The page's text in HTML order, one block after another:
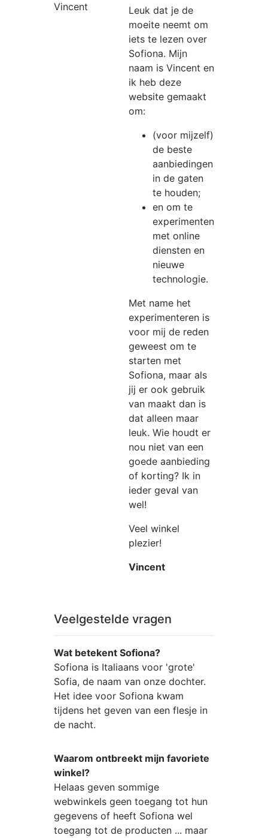
Leuk dat je de
moeite neemt om
iets te lezen over
Sofiona. Mijn
naam is Vincent en
ik heb deze
website gemaakt
om:
(voor mijzelf)
de beste
aanbiedingen
in de gaten
te houden;
en om te
experimenten
met online
diensten en
nieuwe
technologie.
Met name het
experimenteren is
voor mij de reden
geweest om te
starten met
Sofiona, maar als
jij er ook gebruik
van maakt dan is
dat alleen maar
leuk. Wie houdt er
nou niet van een
goede aanbieding
of korting? Ik in
ieder geval van
wel!
Veel winkel
plezier!
Vincent
Veelgestelde vragen
Wat betekent Sofiona?
Sofiona is Italiaans voor 'grote'
Sofia, de naam van onze dochter.
Het idee voor Sofiona kwam
tijdens het geven van een flesje in
de nacht.
Waarom ontbreekt mijn favoriete
winkel?
Helaas geven sommige
webwinkels geen toegang tot hun
gegevens of heeft Sofiona wel
toegang tot de producten ... maar